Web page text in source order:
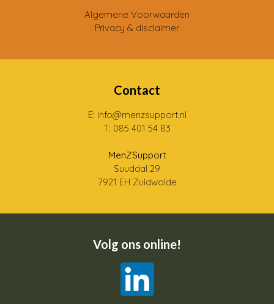
Algemene Voorwaarden
Privacy & disclaimer
Contact
E: info@menzsupport.nl
T: 085 401 54 83
MenZSupport
Suuddal 29
7921 EH Zuidwolde
Volg ons online!